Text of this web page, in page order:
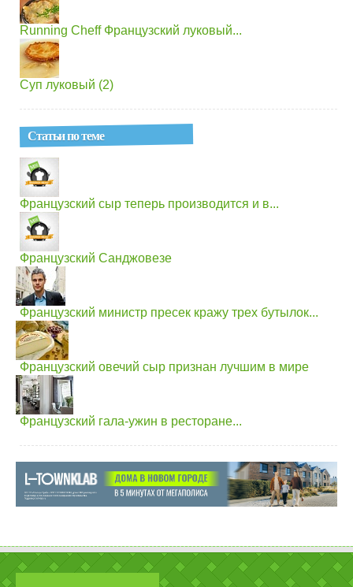
Running Cheff Французский луковый...
Суп луковый (2)
Статьи по теме
Французский сыр теперь производится и в...
Французский Санджовезе
Французский министр пресек кражу трех бутылок...
Французский овечий сыр признан лучшим в мире
Французский гала-ужин в ресторане...